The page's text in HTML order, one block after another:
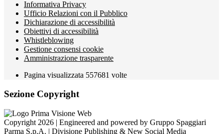
Informativa Privacy
Ufficio Relazioni con il Pubblico
Dichiarazione di accessibilità
Obiettivi di accessibilità
Whistleblowing
Gestione consensi cookie
Amministrazione trasparente
Pagina visualizzata 557681 volte
Sezione Copyright
Copyright 2026 | Engineered and powered by Gruppo Spaggiari
Parma S.p.A. | Divisione Publishing & New Social Media